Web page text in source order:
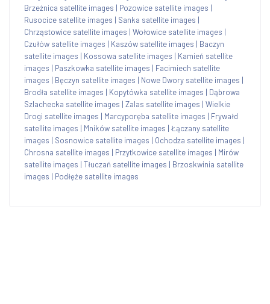
Brzeźnica satellite images | Pozowice satellite images |
Rusocice satellite images | Sanka satellite images |
Chrząstowice satellite images | Wołowice satellite images |
Czułów satellite images | Kaszów satellite images | Baczyn
satellite images | Kossowa satellite images | Kamień satellite
images | Paszkowka satellite images | Facimiech satellite
images | Bęczyn satellite images | Nowe Dwory satellite images |
Brodła satellite images | Kopytówka satellite images | Dąbrowa
Szlachecka satellite images | Zalas satellite images | Wielkie
Drogi satellite images | Marcyporęba satellite images | Frywałd
satellite images | Mników satellite images | Łączany satellite
images | Sosnowice satellite images | Ochodza satellite images |
Chrosna satellite images | Przytkowice satellite images | Mirów
satellite images | Tłuczań satellite images | Brzoskwinia satellite
images | Podłęże satellite images